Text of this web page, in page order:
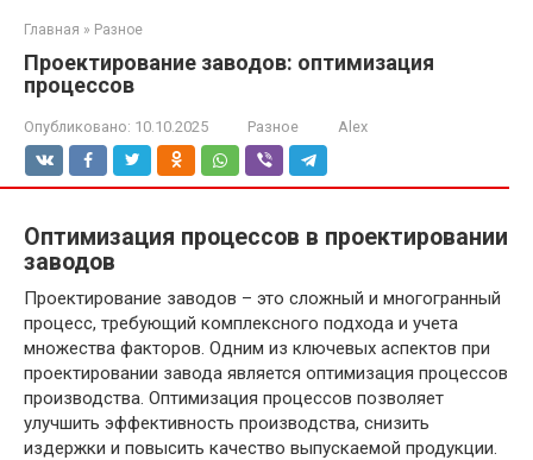
Главная » Разное
Проектирование заводов: оптимизация
процессов
Опубликовано: 10.10.2025 Разное Alex
Оптимизация процессов в проектировании
заводов
Проектирование заводов – это сложный и многогранный
процесс, требующий комплексного подхода и учета
множества факторов. Одним из ключевых аспектов при
проектировании завода является оптимизация процессов
производства. Оптимизация процессов позволяет
улучшить эффективность производства, снизить
издержки и повысить качество выпускаемой продукции.